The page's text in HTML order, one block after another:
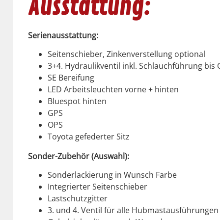
Ausstattung:
Serien­ausstat­tung:
Seit­en­schieber, Zinken­ver­stel­lung option­al
3+4. Hydraulikven­til inkl. Schlauch­führung bis
SE Berei­fung
LED Arbeit­sleucht­en vorne + hin­ten
Bluespot hin­ten
GPS
OPS
Toy­ota gefed­ert­er Sitz
Son­der-Zube­hör (Auswahl):
Son­der­lack­ierung in Wun­sch Farbe
Inte­gri­ert­er Seit­en­schieber
Lastschutzgit­ter
3. und 4. Ven­til für alle Hub­mas­taus­führun­gen